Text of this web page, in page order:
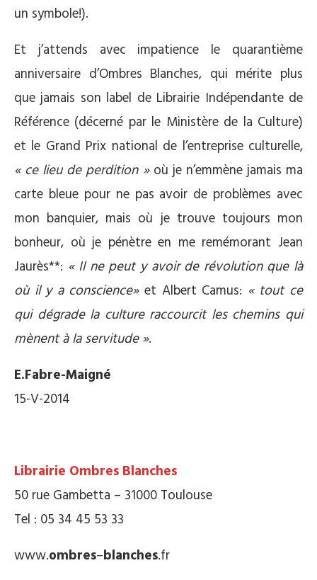
un symbole!).
Et j’attends avec impatience le quarantième
anniversaire d’Ombres Blanches, qui mérite plus
que jamais son label de Librairie Indépendante de
Référence (décerné par le Ministère de la Culture)
et le Grand Prix national de l’entreprise culturelle,
« ce lieu de perdition »où je n’emmène jamais ma
carte bleue pour ne pas avoir de problèmes avec
mon banquier, mais où je trouve toujours mon
bonheur, où je pénètre en me remémorant Jean
Jaurès**: « Il ne peut y avoir de révolution que là
où il y a conscience»et Albert Camus: « tout ce
qui dégrade la culture raccourcit les chemins qui
mènent à la servitude ».
E.Fabre-Maigné
15-V-2014
Librairie Ombres Blanches
50 rue Gambetta – 31000 Toulouse
Tel : 05 34 45 53 33
www.ombres–blanches.fr